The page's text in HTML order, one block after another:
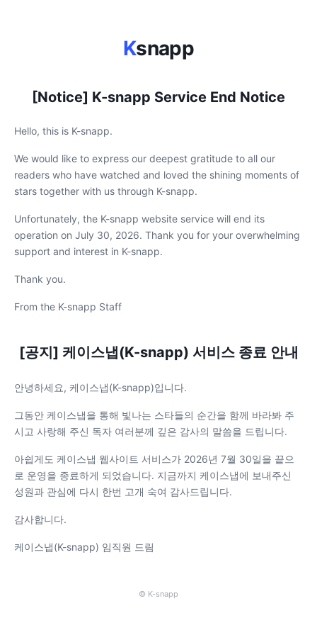
Ksnapp
[Notice] K-snapp Service End Notice
Hello, this is K-snapp.
We would like to express our deepest gratitude to all our
readers who have watched and loved the shining moments of
stars together with us through K-snapp.
Unfortunately, the K-snapp website service will end its
operation on July 30, 2026. Thank you for your overwhelming
support and interest in K-snapp.
Thank you.
From the K-snapp Staff
[공지] 케이스냅(K-snapp) 서비스 종료 안내
안녕하세요, 케이스냅(K-snapp)입니다.
그동안 케이스냅을 통해 빛나는 스타들의 순간을 함께 바라봐 주
시고 사랑해 주신 독자 여러분께 깊은 감사의 말씀을 드립니다.
아쉽게도 케이스냅 웹사이트 서비스가 2026년 7월 30일을 끝으
로 운영을 종료하게 되었습니다. 지금까지 케이스냅에 보내주신
성원과 관심에 다시 한번 고개 숙여 감사드립니다.
감사합니다.
케이스냅(K-snapp) 임직원 드림
© K-snapp